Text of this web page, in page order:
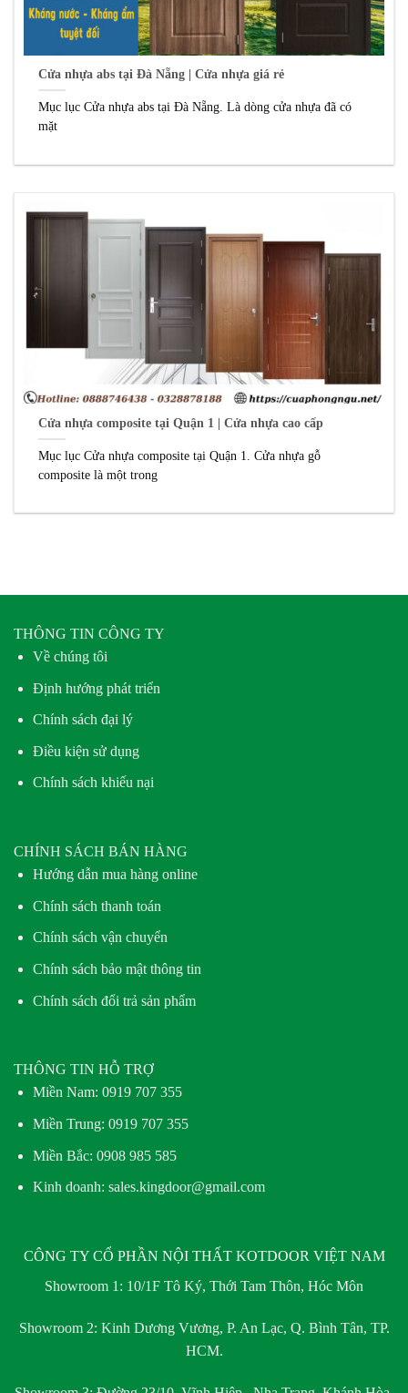
Cửa nhựa abs tại Đà Nẵng | Cửa nhựa giá rẻ
Mục lục Cửa nhựa abs tại Đà Nẵng. Là dòng cửa nhựa đã có
mặt
Cửa nhựa composite tại Quận 1 | Cửa nhựa cao cấp
Mục lục Cửa nhựa composite tại Quận 1. Cửa nhựa gỗ
composite là một trong
THÔNG TIN CÔNG TY
Về chúng tôi
Định hướng phát triển
Chính sách đại lý
Điều kiện sử dụng
Chính sách khiếu nại
CHÍNH SÁCH BÁN HÀNG
Hướng dẫn mua hàng online
Chính sách thanh toán
Chính sách vận chuyển
Chính sách bảo mật thông tin
Chính sách đổi trả sản phẩm
THÔNG TIN HỖ TRỢ
Miền Nam: 0919 707 355
Miền Trung: 0919 707 355
Miền Bắc: 0908 985 585
Kinh doanh: sales.kingdoor@gmail.com
CÔNG TY CỔ PHẦN NỘI THẤT KOTDOOR VIỆT NAM
Showroom 1: 10/1F Tô Ký, Thới Tam Thôn, Hóc Môn
Showroom 2: Kinh Dương Vương, P. An Lạc, Q. Bình Tân, TP.
HCM.